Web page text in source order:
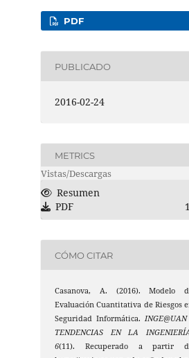
PDF
PUBLICADO
2016-02-24
METRICS
Vistas/Descargas
Resumen
PDF
CÓMO CITAR
Casanova, A. (2016). Modelo
Evaluación Cuantitativa de Riesgos
Seguridad Informática.
TENDENCIAS EN LA
6(11). Recuperado a partir